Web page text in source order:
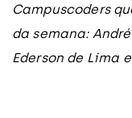
Campuscoders
da semana:
Ederson de Lima